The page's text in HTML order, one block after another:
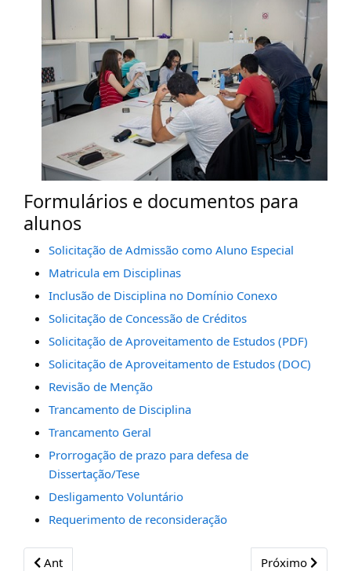
Formulários e documentos para
alunos
Solicitação de Admissão como Aluno Especial
Matricula em Disciplinas
Inclusão de Disciplina no Domínio Conexo
Solicitação de Concessão de Créditos
Solicitação de Aproveitamento de Estudos (PDF)
Solicitação de Aproveitamento de Estudos (DOC)
Revisão de Menção
Trancamento de Disciplina
Trancamento Geral
Prorrogação de prazo para defesa de
Dissertação/Tese
Desligamento Voluntário
Requerimento de reconsideração
Previous article: Aluno Regulamentos
Ant Next article:
Próximo